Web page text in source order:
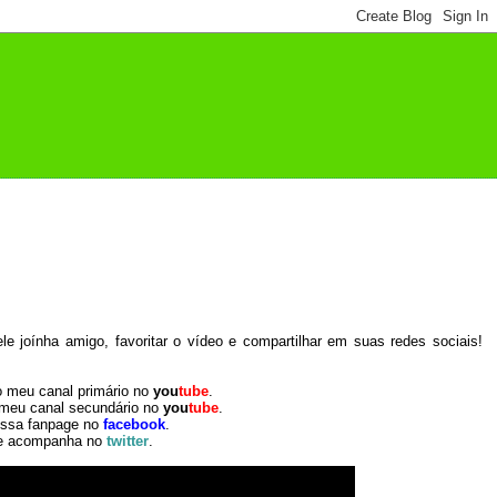
joínha amigo, favoritar o vídeo e compartilhar em suas redes sociais!
meu canal primário noyoutube.
canal secundário no youtube.
fanpage no facebook.
acompanha no twitter.